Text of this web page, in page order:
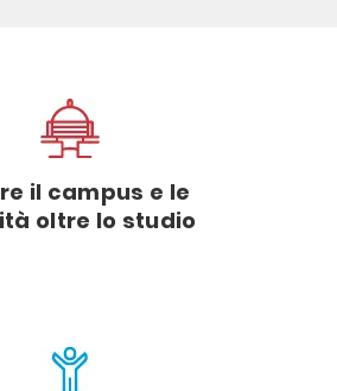
il campus e le
oltre lo studio